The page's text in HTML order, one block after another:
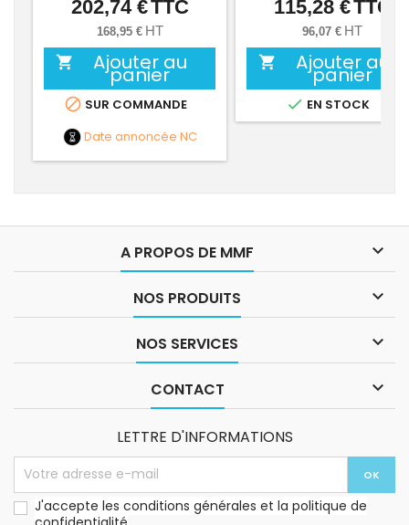
Prix
202,74 €TTC
168,95 € HT
 Ajouter au
panier
 SUR COMMANDE
Date annoncée NC
Prix
115,28 €TTC
96,07 € HT
 Ajouter au
panier
 EN STOCK
A PROPOS DE MMF 
NOS PRODUITS 
NOS SERVICES 
CONTACT 
LETTRE D'INFORMATIONS
J'accepte les conditions générales et la politique de